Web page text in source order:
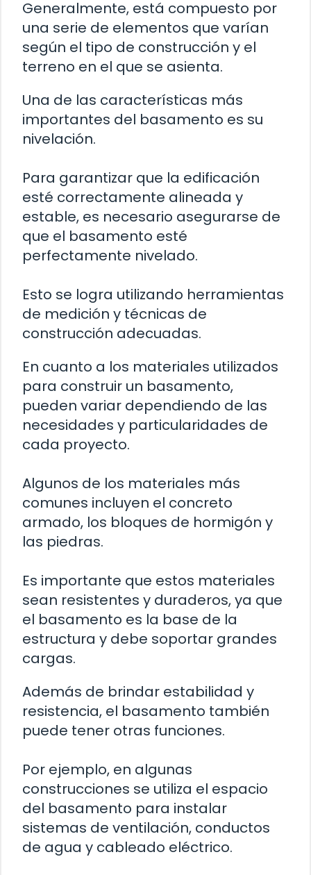
Generalmente, está compuesto por
una serie de elementos que varían
según el tipo de construcción y el
terreno en el que se asienta.
Una de las características más
importantes del basamento es su
nivelación.
Para garantizar que la edificación
esté correctamente alineada y
estable, es necesario asegurarse de
que el basamento esté
perfectamente nivelado.
Esto se logra utilizando herramientas
de medición y técnicas de
construcción adecuadas.
En cuanto a los materiales utilizados
para construir un basamento,
pueden variar dependiendo de las
necesidades y particularidades de
cada proyecto.
Algunos de los materiales más
comunes incluyen el concreto
armado, los bloques de hormigón y
las piedras.
Es importante que estos materiales
sean resistentes y duraderos, ya que
el basamento es la base de la
estructura y debe soportar grandes
cargas.
Además de brindar estabilidad y
resistencia, el basamento también
puede tener otras funciones.
Por ejemplo, en algunas
construcciones se utiliza el espacio
del basamento para instalar
sistemas de ventilación, conductos
de agua y cableado eléctrico.